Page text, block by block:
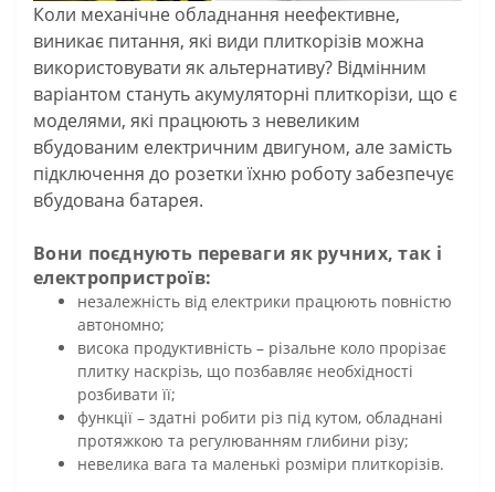
Коли механічне обладнання неефективне,
виникає питання, які види плиткорізів можна
використовувати як альтернативу? Відмінним
варіантом стануть акумуляторні плиткорізи, що є
моделями, які працюють з невеликим
вбудованим електричним двигуном, але замість
підключення до розетки їхню роботу забезпечує
вбудована батарея.
Вони поєднують переваги як ручних, так і
електропристроїв:
незалежність від електрики працюють повністю
автономно;
висока продуктивність – різальне коло прорізає
плитку наскрізь, що позбавляє необхідності
розбивати її;
функції – здатні робити різ під кутом, обладнані
протяжкою та регулюванням глибини різу;
невелика вага та маленькі розміри плиткорізів.